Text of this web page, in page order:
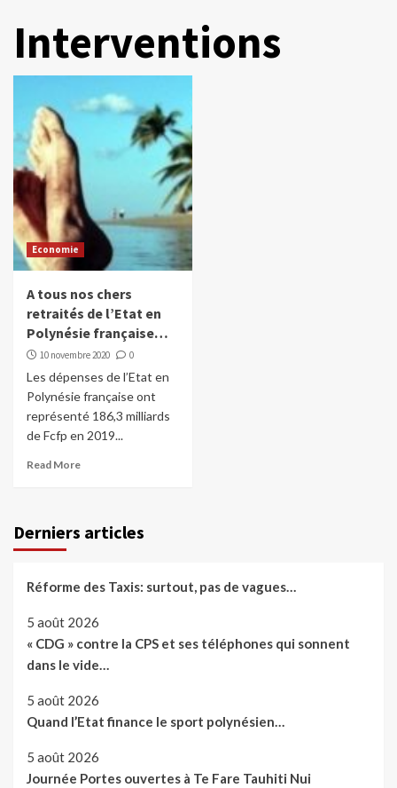
Interventions
Economie
A tous nos chers
retraités de l’Etat en
Polynésie française…
10 novembre 2020 0
Les dépenses de l’Etat en
Polynésie française ont
représenté 186,3 milliards
de Fcfp en 2019...
Read More
Derniers articles
Réforme des Taxis: surtout, pas de vagues…
5 août 2026
« CDG » contre la CPS et ses téléphones qui sonnent
dans le vide…
5 août 2026
Quand l’Etat finance le sport polynésien…
5 août 2026
Journée Portes ouvertes à Te Fare Tauhiti Nui